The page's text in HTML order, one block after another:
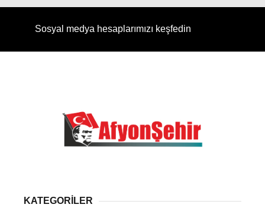
Sosyal medya hesaplarımızı keşfedin
KATEGORİLER